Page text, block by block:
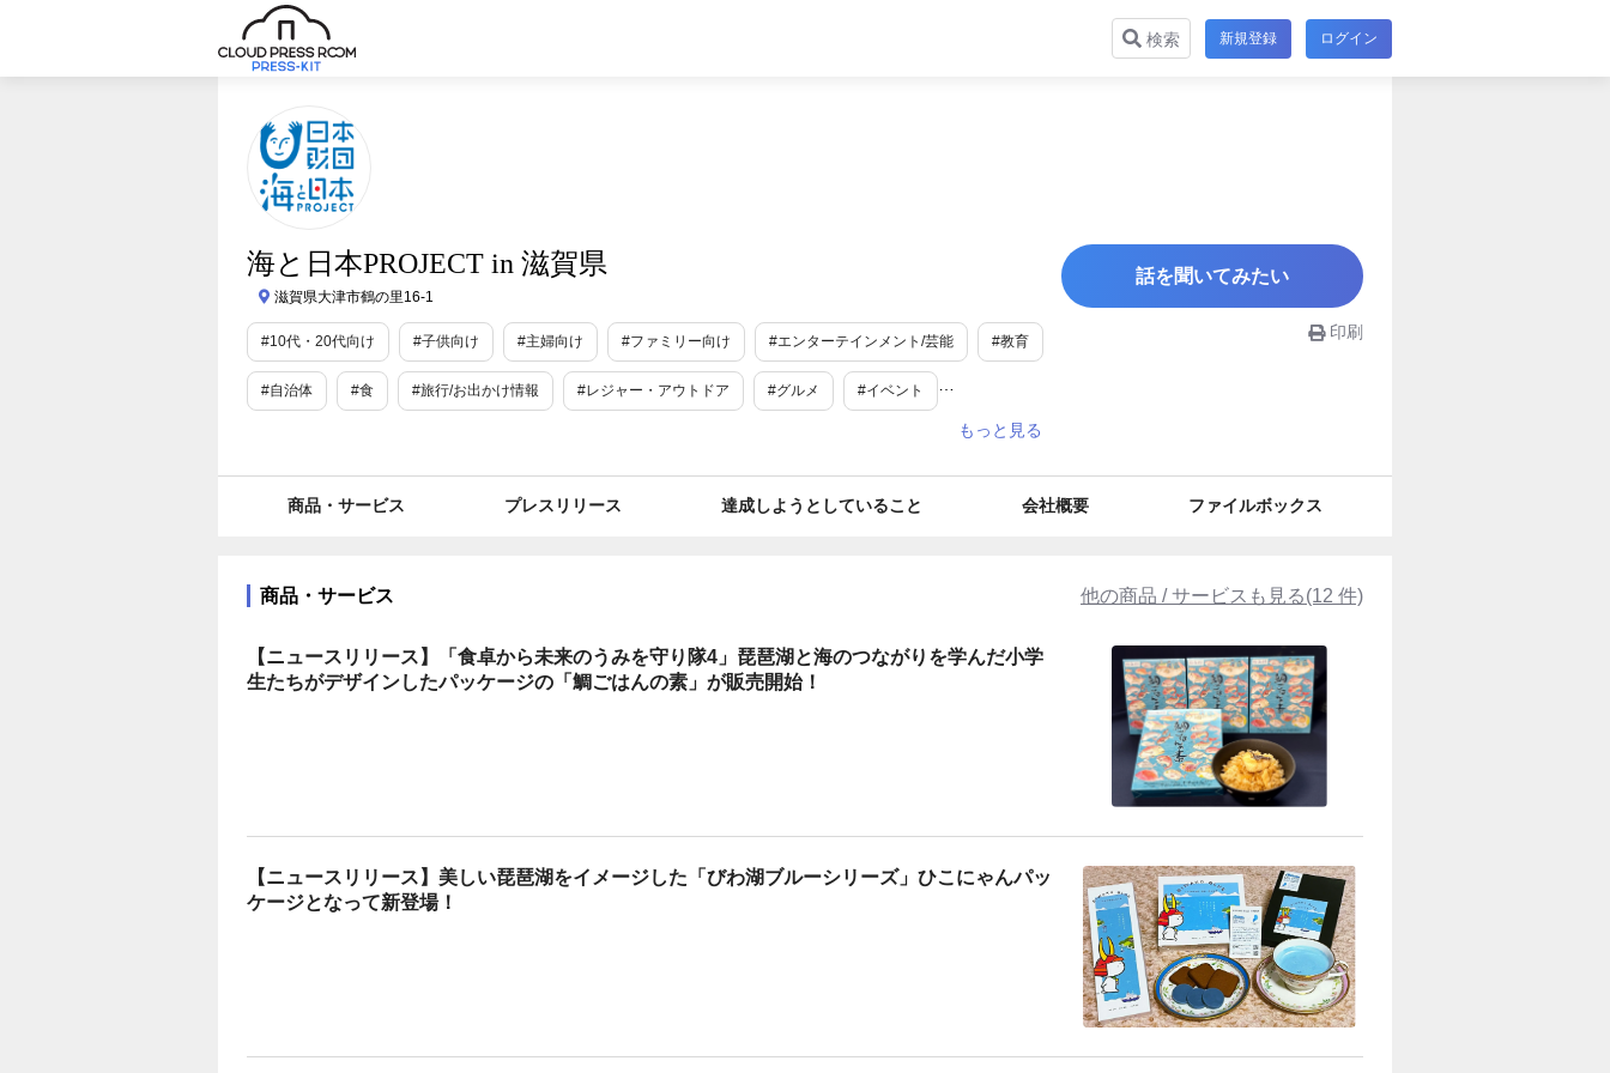
検索 新規登録 ログイン
海と日本PROJECT in 滋賀県
滋賀県大津市鶴の里16-1
#10代・20代向け #子供向け #主婦向け #ファミリー向け #エンターテインメント/芸能 #教育
#自治体 #食 #旅行/お出かけ情報 #レジャー・アウトドア #グルメ #イベント
#期間限定
話を聞いてみたい
印刷
商品・サービス プレスリリース 達成しようとしていること 会社概要 ファイルボックス
商品・サービス 他の商品 / サービスも見る(12 件)
【ニュースリリース】「食卓から未来のうみを守り隊4」琵琶湖と海のつながりを学んだ小学
生たちがデザインしたパッケージの「鯛ごはんの素」が販売開始！
【ニュースリリース】美しい琵琶湖をイメージした「びわ湖ブルーシリーズ」ひこにゃんパッ
ケージとなって新登場！